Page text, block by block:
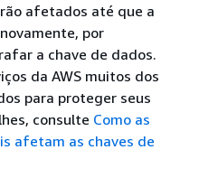
afetados até que a
por
a chave de dados.
da AWS muitos dos
para proteger seus
consulte Como as
afetam as chaves de